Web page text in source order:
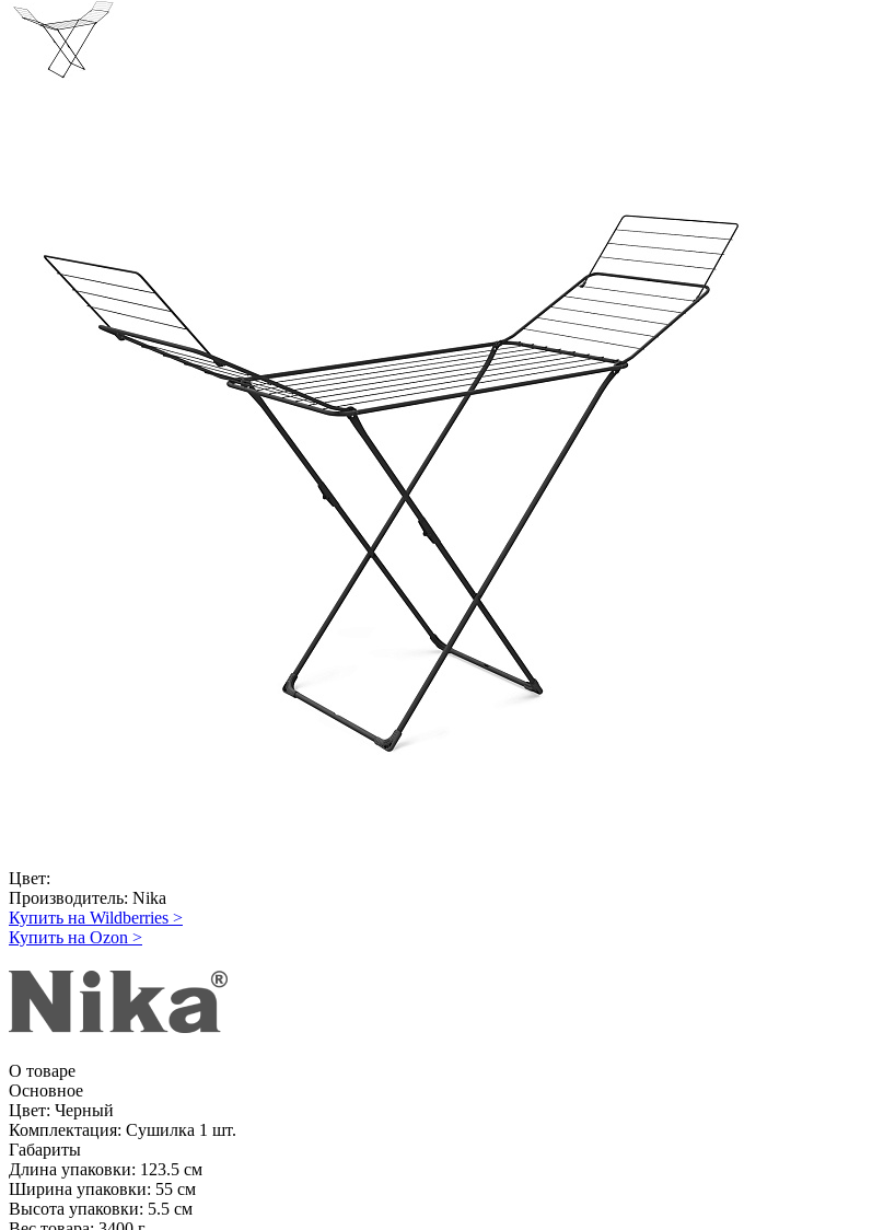
Цвет:
Производитель: Nika
Купить на Wildberries >
Купить на Ozon >
О товаре
Основное
Цвет: Черный
Комплектация: Сушилка 1 шт.
Габариты
Длина упаковки: 123.5 см
Ширина упаковки: 55 см
Высота упаковки: 5.5 см